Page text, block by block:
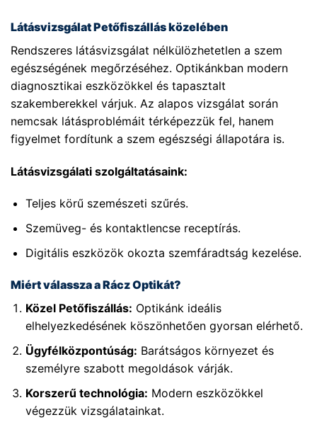
Látásvizsgálat Petőfiszállás közelében
Rendszeres látásvizsgálat nélkülözhetetlen a szem
egészségének megőrzéséhez. Optikánkban modern
diagnosztikai eszközökkel és tapasztalt
szakemberekkel várjuk. Az alapos vizsgálat során
nemcsak látásproblémáit térképezzük fel, hanem
figyelmet fordítunk a szem egészségi állapotára is.
Látásvizsgálati szolgáltatásaink:
Teljes körű szemészeti szűrés.
Szemüveg- és kontaktlencse receptírás.
Digitális eszközök okozta szemfáradtság kezelése.
Miért válassza a Rácz Optikát?
Közel Petőfiszállás: Optikánk ideális
elhelyezkedésének köszönhetően gyorsan elérhető.
Ügyfélközpontúság: Barátságos környezet és
személyre szabott megoldások várják.
Korszerű technológia: Modern eszközökkel
végezzük vizsgálatainkat.